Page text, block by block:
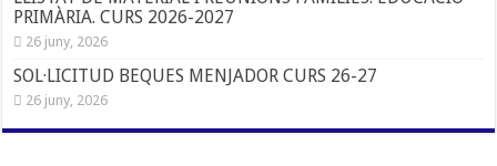
PRIMÀRIA. CURS 2026-2027
26 juny, 2026
SOL·LICITUD BEQUES MENJADOR CURS 26-27
26 juny, 2026